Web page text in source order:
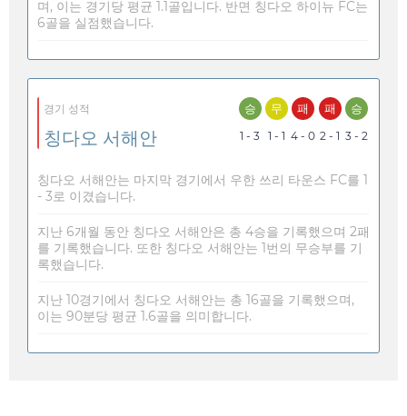
며, 이는 경기당 평균 1.1골입니다. 반면 칭다오 하이뉴 FC는
6골을 실점했습니다.
경기 성적
칭다오 서해안
승
1 - 3
무
1 - 1
패
4 - 0
패
2 - 1
승
3 - 2
칭다오 서해안는 마지막 경기에서 우한 쓰리 타운스 FC를 1
- 3로 이겼습니다.
지난 6개월 동안 칭다오 서해안은 총 4승을 기록했으며 2패
를 기록했습니다. 또한 칭다오 서해안는 1번의 무승부를 기
록했습니다.
지난 10경기에서 칭다오 서해안는 총 16골을 기록했으며,
이는 90분당 평균 1.6골을 의미합니다.